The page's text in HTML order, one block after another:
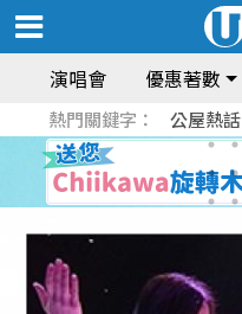
演唱會 優惠著數
熱門關鍵字： 公屋熱話